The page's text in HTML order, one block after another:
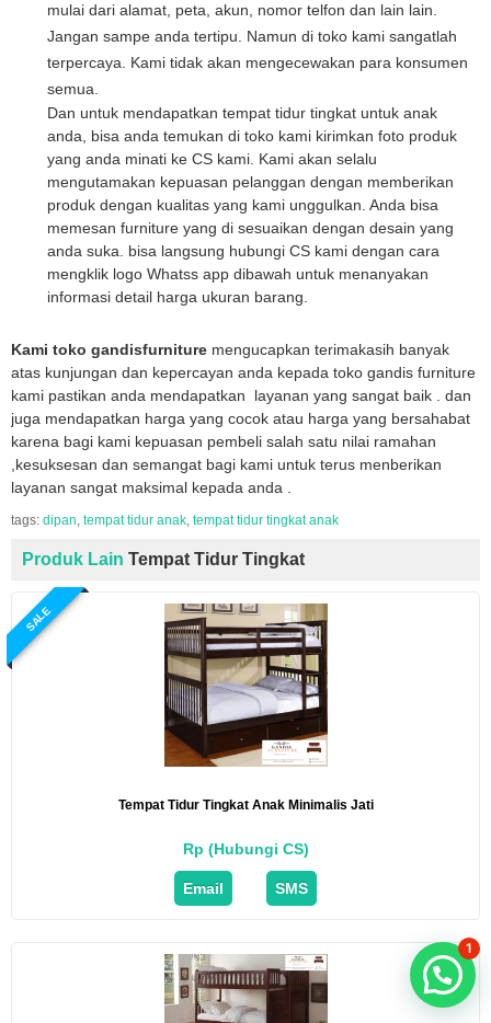
mulai dari alamat, peta, akun, nomor telfon dan lain lain.
Jangan sampe anda tertipu. Namun di toko kami sangatlah
terpercaya. Kami tidak akan mengecewakan para konsumen
semua.
Dan untuk mendapatkan tempat tidur tingkat untuk anak
anda, bisa anda temukan di toko kami kirimkan foto produk
yang anda minati ke CS kami. Kami akan selalu
mengutamakan kepuasan pelanggan dengan memberikan
produk dengan kualitas yang kami unggulkan. Anda bisa
memesan furniture yang di sesuaikan dengan desain yang
anda suka. bisa langsung hubungi CS kami dengan cara
mengklik logo Whatss app dibawah untuk menanyakan
informasi detail harga ukuran barang.
Kami toko gandisfurniture mengucapkan terimakasih banyak
atas kunjungan dan kepercayan anda kepada toko gandis furniture
kami pastikan anda mendapatkan layanan yang sangat baik . dan
juga mendapatkan harga yang cocok atau harga yang bersahabat
karena bagi kami kepuasan pembeli salah satu nilai ramahan
,kesuksesan dan semangat bagi kami untuk terus menberikan
layanan sangat maksimal kepada anda .
tags: dipan, tempat tidur anak, tempat tidur tingkat anak
Produk Lain Tempat Tidur Tingkat
SALE
Tempat Tidur Tingkat Anak Minimalis Jati
Rp (Hubungi CS)
Email SMS
1